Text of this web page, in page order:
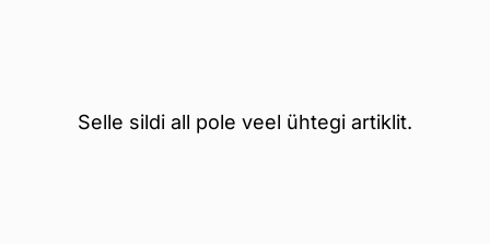
Selle sildi all pole veel ühtegi artiklit.